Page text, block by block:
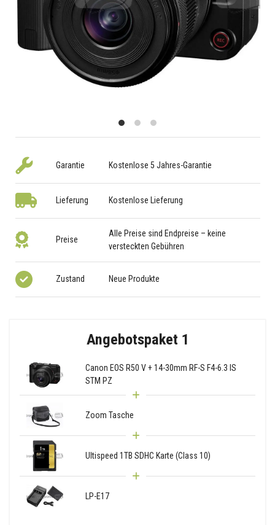
Garantie Kostenlose 5 Jahres-Garantie
Lieferung Kostenlose Lieferung
Preise
Alle Preise sind Endpreise – keine
versteckten Gebühren
Zustand Neue Produkte
Angebotspaket 1
Canon EOS R50 V + 14-30mm RF-S F4-6.3 IS
STM PZ
Zoom Tasche
Ultispeed 1TB SDHC Karte (Class 10)
LP-E17